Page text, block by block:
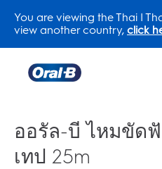
You are viewing the Thai |
view another country, click
Home
Page
ออรัล-บี ไหมขัด
เทป 25m